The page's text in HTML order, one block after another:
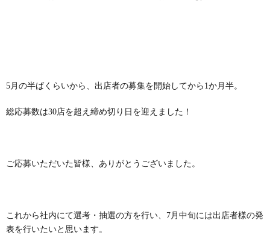
5月の半ばくらいから、出店者の募集を開始してから1か月半。
総応募数は30店を超え締め切り日を迎えました！
ご応募いただいた皆様、ありがとうございました。
これから社内にて選考・抽選の方を行い、7月中旬には出店者様の発
表を行いたいと思います。